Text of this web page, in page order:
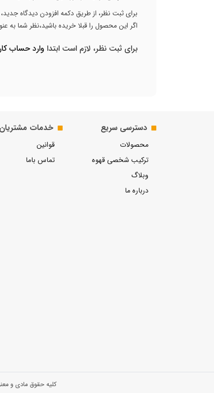
برای ثبت نظر، از طریق دکمه افزودن دیدگاه
اگر این محصول را قبلا خریده باشید،نظر شما به
برای ثبت نظر، لازم است ابتدا وارد حساب
دسترسی سریع
محصولات
ترکیب شخصی قهوه
وبلاگ
درباره ما
خدمات مشتریان
قوانین
تماس باما
کلیه حقوق مادی و